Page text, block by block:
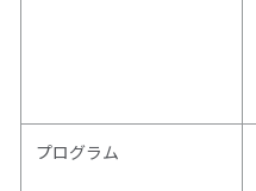
プログラム